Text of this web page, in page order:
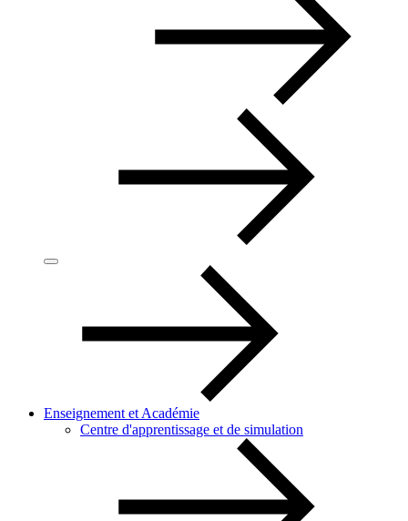
Enseignement et Académie
Centre d'apprentissage et de simulation